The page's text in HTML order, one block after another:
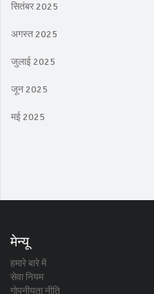
सितंबर 2025
अगस्त 2025
जुलाई 2025
जून 2025
मई 2025
मेन्यू
हमारे बारे में
सेवा नियम
गोपनीयता नीति